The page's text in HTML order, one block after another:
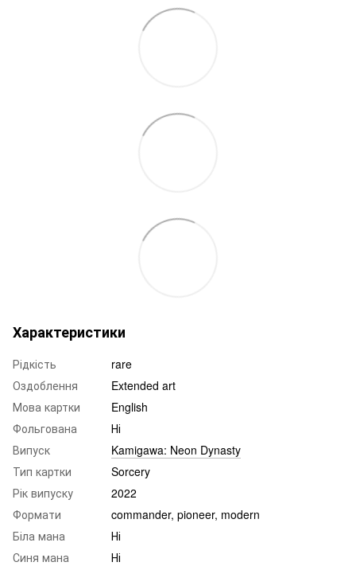
Характеристики
Рідкість
rare
Оздоблення
Extended art
Мова картки
English
Фольгована
Ні
Випуск
Kamigawa: Neon Dynasty
Тип картки
Sorcery
Рік випуску
2022
Формати
commander, pioneer, modern
Біла мана
Ні
Синя мана
Ні